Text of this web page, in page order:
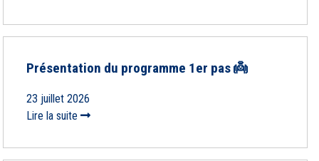
Présentation du programme 1er pas 👼
23 juillet 2026
Lire la suite